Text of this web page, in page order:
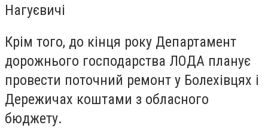
Нагуєвичі
Крім того, до кінця року Департамент
дорожнього господарства ЛОДА планує
провести поточний ремонт у Болехівцях і
Дережичах коштами з обласного
бюджету.